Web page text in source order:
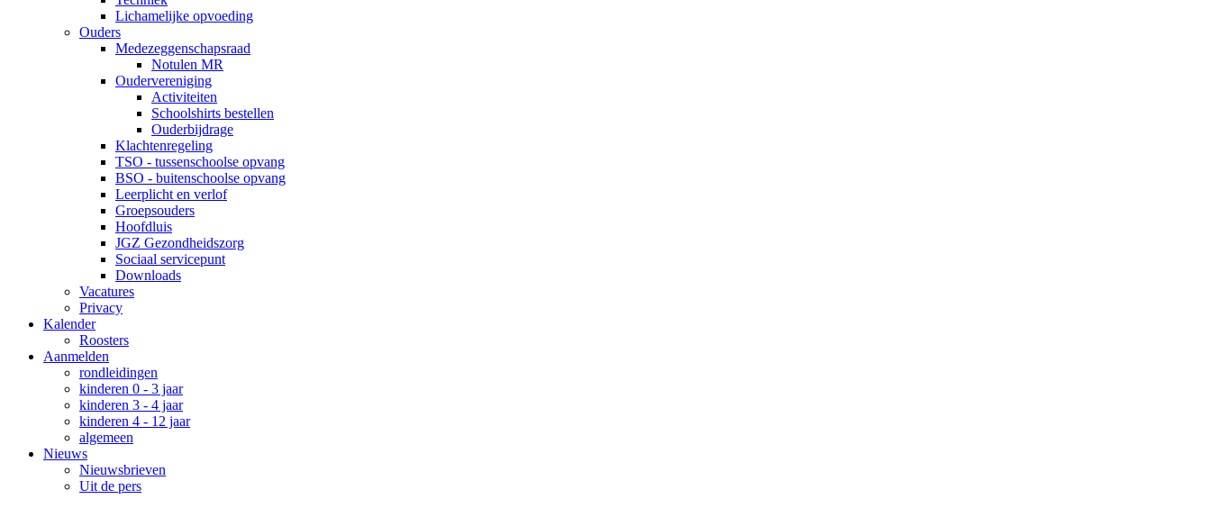
Lichamelijke opvoeding
Ouders
Medezeggenschapsraad
Notulen MR
Oudervereniging
Activiteiten
Schoolshirts bestellen
Ouderbijdrage
Klachtenregeling
TSO - tussenschoolse opvang
BSO - buitenschoolse opvang
Leerplicht en verlof
Groepsouders
Hoofdluis
JGZ Gezondheidszorg
Sociaal servicepunt
Downloads
Vacatures
Privacy
Kalender
Roosters
Aanmelden
rondleidingen
kinderen 0 - 3 jaar
kinderen 3 - 4 jaar
kinderen 4 - 12 jaar
algemeen
Nieuws
Nieuwsbrieven
Uit de pers